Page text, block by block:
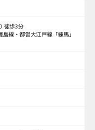
徒歩3分
線・都営大江戸線「練馬」